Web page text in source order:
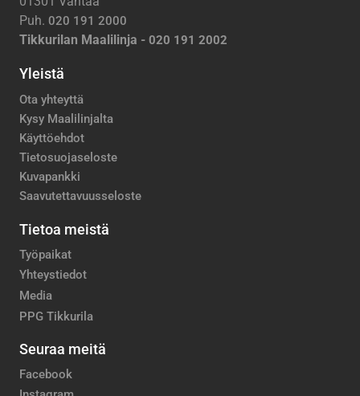
Puh. 020 191 2000
Tikkurilan Maalilinja - 020 191 2002
Yleistä
Ota yhteyttä
Kysy Maalilinjalta
Käyttöehdot
Tietosuojaseloste
Kuvapankki
Saavutettavuusseloste
Tietoa meistä
Työpaikat
Yhteystiedot
Media
PPG Tikkurila
Seuraa meitä
Facebook